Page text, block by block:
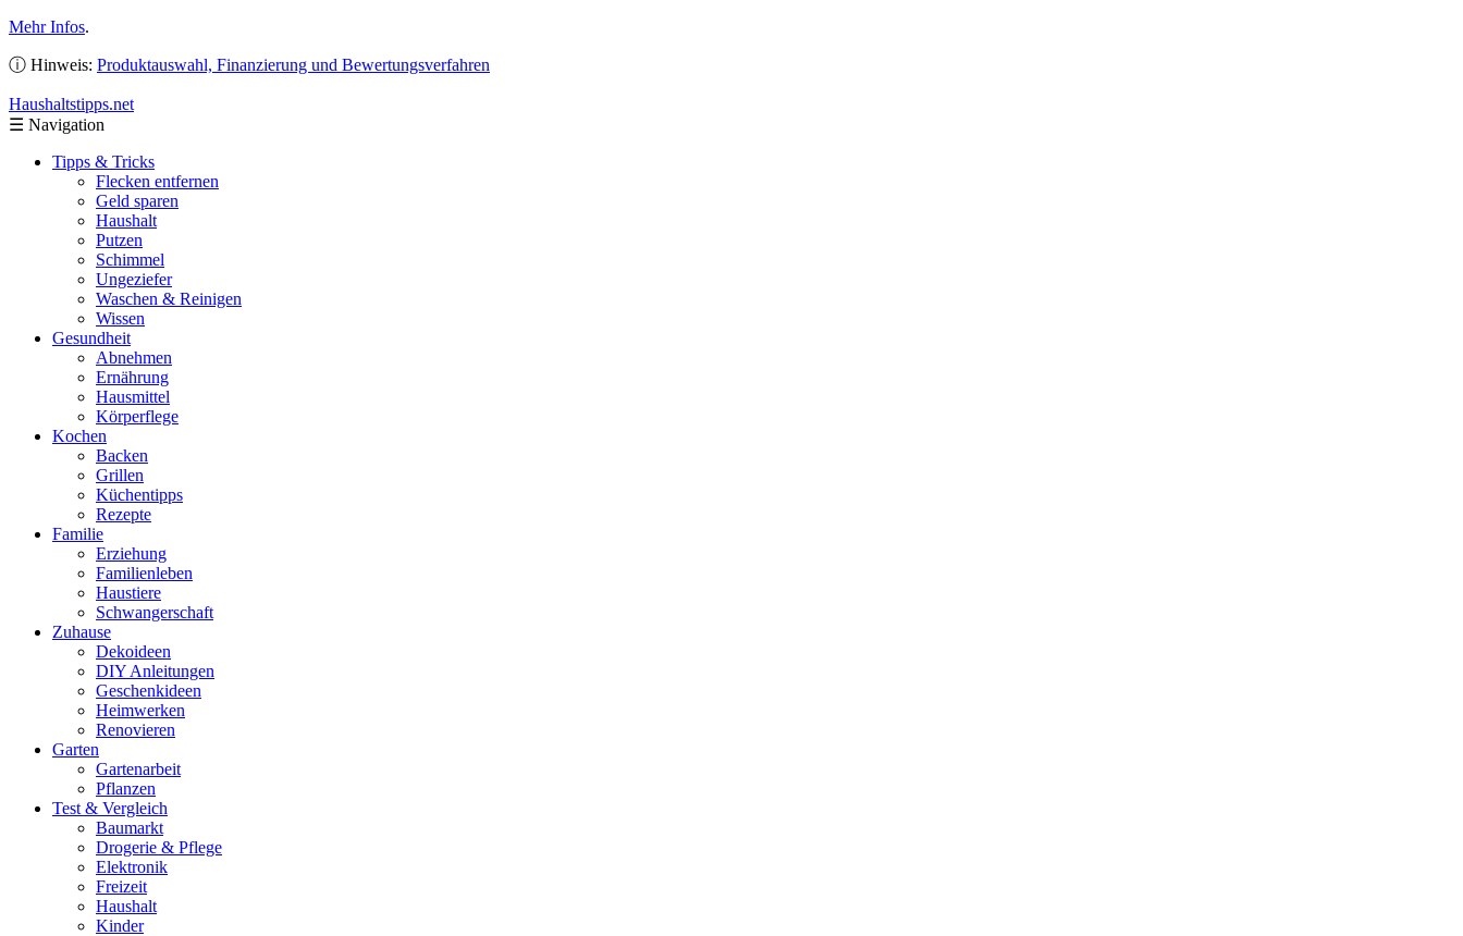
Mehr Infos.
ⓘ Hinweis: Produktauswahl, Finanzierung und Bewertungsverfahren
Haushaltstipps.net
☰ Navigation
Tipps & Tricks
Flecken entfernen
Geld sparen
Haushalt
Putzen
Schimmel
Ungeziefer
Waschen & Reinigen
Wissen
Gesundheit
Abnehmen
Ernährung
Hausmittel
Körperflege
Kochen
Backen
Grillen
Küchentipps
Rezepte
Familie
Erziehung
Familienleben
Haustiere
Schwangerschaft
Zuhause
Dekoideen
DIY Anleitungen
Geschenkideen
Heimwerken
Renovieren
Garten
Gartenarbeit
Pflanzen
Test & Vergleich
Baumarkt
Drogerie & Pflege
Elektronik
Freizeit
Haushalt
Kinder